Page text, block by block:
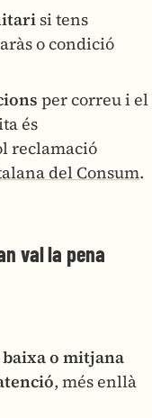
si tens
o condició
per correu i el
és
reclamació
del Consum.
val la pena
baixa o mitjana
, més enllà